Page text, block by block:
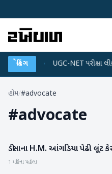
બ્રેકિંગ
પ્લાન UGC-NET પરીક્ષા લીકના
હોમ/#advocate
#advocate
બનાસકાંઠા
ડીસાના H.M. આંગડિયા પેઢી લૂંટ
1 મહિના પહેલા